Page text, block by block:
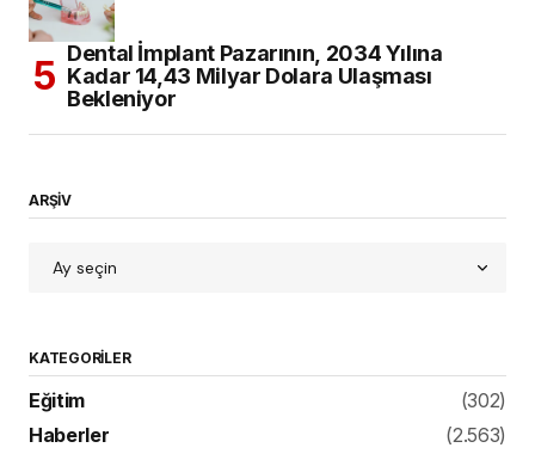
Dental İmplant Pazarının, 2034 Yılına
Kadar 14,43 Milyar Dolara Ulaşması
Bekleniyor
ARŞİV
KATEGORILER
Eğitim
(302)
Haberler
(2.563)